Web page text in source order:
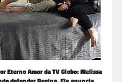
Eterno Amor da TV Globo: Melissa